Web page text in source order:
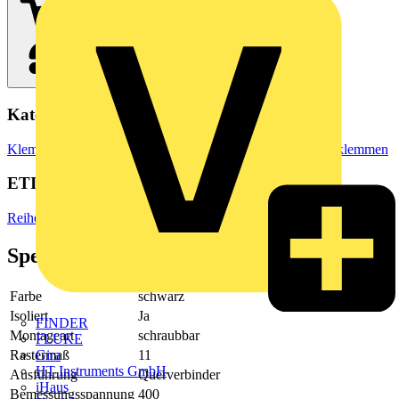
FINDER
FLUKE
Gira
HT Instruments GmbH
iHaus
Kategorien
Klemmen, Steckverbinder & Verbindungselemente Reihenklemmen
ETIM Group
Reihenklemmen
Spezifikationen
Farbe
schwarz
Isoliert
Ja
Montageart
schraubbar
Rastermaß
11
Ausführung
Querverbinder
Bemessungsspannung 400